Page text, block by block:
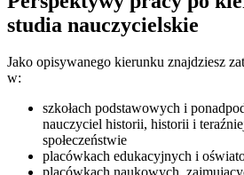
studia nauczycielskie
Jako opisywanego kierunku znajdziesz
w:
szkołach podstawowych i
nauczyciel historii, historii i
społeczeństwie
placówkach edukacyjnych i